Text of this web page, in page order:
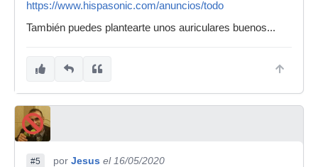
https://www.hispasonic.com/anuncios/todo
También puedes plantearte unos auriculares buenos...
#5 por Jesus el 16/05/2020